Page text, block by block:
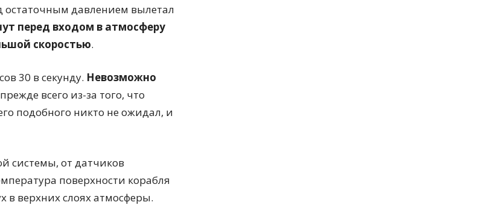
остаточным давлением вылетал
перед входом в атмосферу
скоростью.
30 в секунду. Невозможно
всего из-за того, что
подобного никто не ожидал, и
системы, от датчиков
поверхности корабля
в верхних слоях атмосферы.